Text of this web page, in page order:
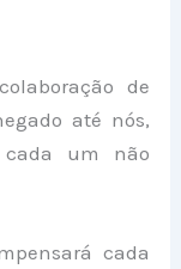
de
até nós,
cada um não
cada